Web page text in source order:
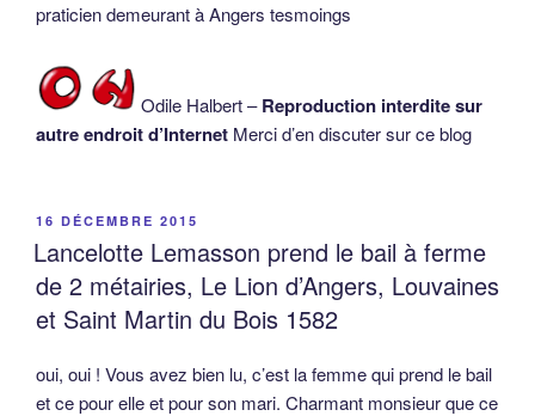
praticien demeurant à Angers tesmoings
Odile Halbert –Reproduction interdite sur
autre endroit d’Internet Merci d’en discuter sur ce blog
PUBLIÉ
LE
16 DÉCEMBRE 2015
Lancelotte Lemasson prend le bail à ferme
de 2 métairies, Le Lion d’Angers, Louvaines
et Saint Martin du Bois 1582
oui, oui ! Vous avez bien lu, c’est la femme qui prend le bail
et ce pour elle et pour son mari. Charmant monsieur que ce